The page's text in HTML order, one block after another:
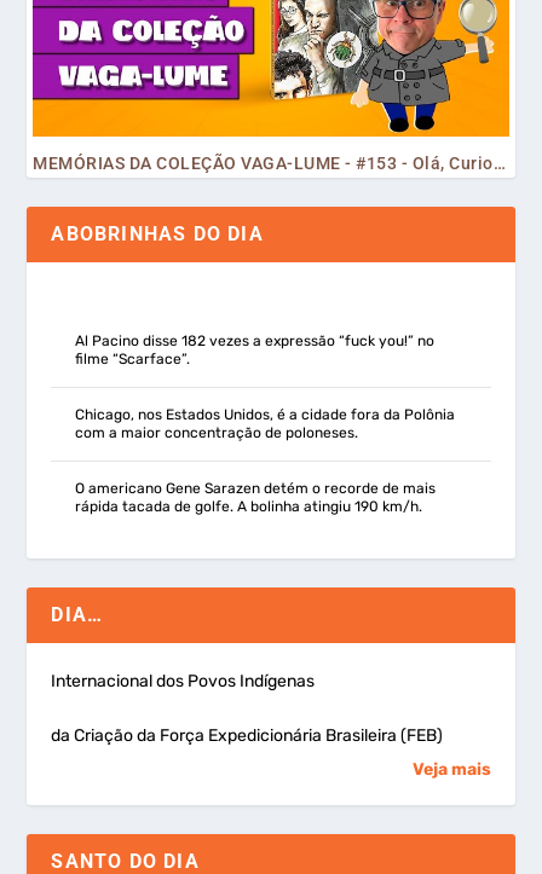
MEMÓRIAS DA COLEÇÃO VAGA-LUME - #153 - Olá, Curiosos! 2023
ABOBRINHAS DO DIA
Al Pacino disse 182 vezes a expressão “fuck you!” no
filme “Scarface”.
Chicago, nos Estados Unidos, é a cidade fora da Polônia
com a maior concentração de poloneses.
O americano Gene Sarazen detém o recorde de mais
rápida tacada de golfe. A bolinha atingiu 190 km/h.
DIA…
Internacional dos Povos Indígenas
da Criação da Força Expedicionária Brasileira (FEB)
Veja mais
SANTO DO DIA